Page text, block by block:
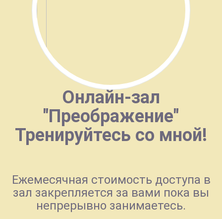
Онлайн-зал
"Преображение"
Тренируйтесь со мной!
Ежемесячная стоимость доступа в
зал закрепляется за вами пока вы
непрерывно занимаетесь.